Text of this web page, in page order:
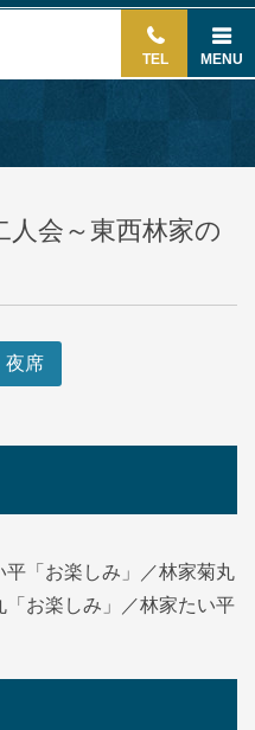
TEL MENU
人会～東西林家の
夜席
「お楽しみ」／林家菊丸
「お楽しみ」／林家たい平